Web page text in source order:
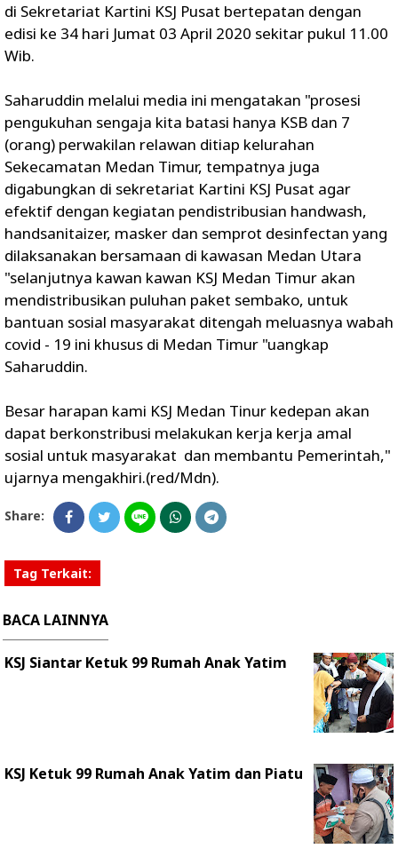
di Sekretariat Kartini KSJ Pusat bertepatan dengan
edisi ke 34 hari Jumat 03 April 2020 sekitar pukul 11.00
Wib.
Saharuddin melalui media ini mengatakan "prosesi
pengukuhan sengaja kita batasi hanya KSB dan 7
(orang) perwakilan relawan ditiap kelurahan
Sekecamatan Medan Timur, tempatnya juga
digabungkan di sekretariat Kartini KSJ Pusat agar
efektif dengan kegiatan pendistribusian handwash,
handsanitaizer, masker dan semprot desinfectan yang
dilaksanakan bersamaan di kawasan Medan Utara
"selanjutnya kawan kawan KSJ Medan Timur akan
mendistribusikan puluhan paket sembako, untuk
bantuan sosial masyarakat ditengah meluasnya wabah
covid - 19 ini khusus di Medan Timur "uangkap
Saharuddin.
Besar harapan kami KSJ Medan Tinur kedepan akan
dapat berkonstribusi melakukan kerja kerja amal
sosial untuk masyarakat dan membantu Pemerintah,"
ujarnya mengakhiri.(red/Mdn).
Share:
Tag Terkait:
BACA LAINNYA
KSJ Siantar Ketuk 99 Rumah Anak Yatim
KSJ Ketuk 99 Rumah Anak Yatim dan Piatu